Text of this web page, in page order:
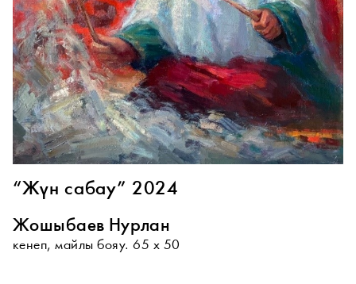
“Жүн сабау” 2024
Жошыбаев Нурлан
кенеп, майлы бояу. 65 х 50